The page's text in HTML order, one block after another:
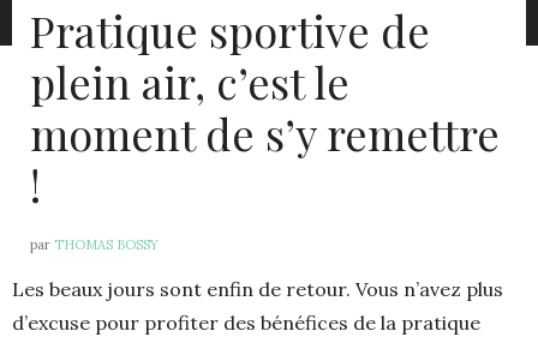
Pratique sportive de
plein air, c’est le
moment de s’y remettre
!
par THOMAS BOSSY
Les beaux jours sont enfin de retour. Vous n’avez plus
d’excuse pour profiter des bénéfices de la pratique